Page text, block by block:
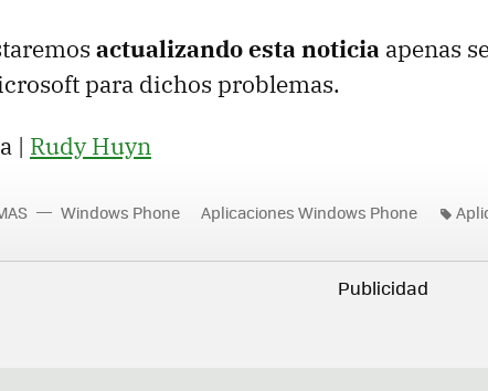
actualizando esta noticia apenas
para dichos problemas.
| Rudy Huyn
Windows Phone Aplicaciones Windows Phone